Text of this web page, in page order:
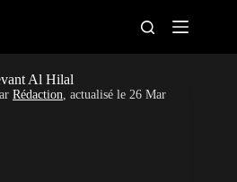
CAN féminine
Al Hilal
Rédaction, actualisé le 26 Mar